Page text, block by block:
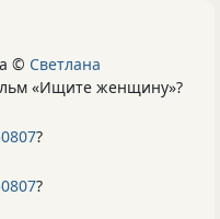
© Светлана
«Ищите женщину»?
?
?